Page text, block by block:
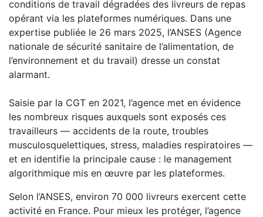
conditions de travail dégradées des livreurs de repas
opérant via les plateformes numériques. Dans une
expertise publiée le 26 mars 2025, l’ANSES (Agence
nationale de sécurité sanitaire de l’alimentation, de
l’environnement et du travail) dresse un constat
alarmant.
Saisie par la CGT en 2021, l’agence met en évidence
les nombreux risques auxquels sont exposés ces
travailleurs — accidents de la route, troubles
musculosquelettiques, stress, maladies respiratoires —
et en identifie la principale cause : le management
algorithmique mis en œuvre par les plateformes.
Selon l’ANSES, environ 70 000 livreurs exercent cette
activité en France. Pour mieux les protéger, l’agence